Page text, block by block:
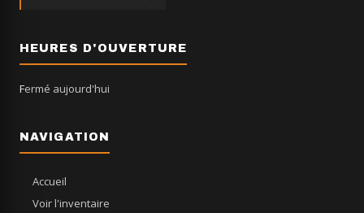
HEURES D'OUVERTURE
Fermé aujourd'hui
NAVIGATION
Accueil
Voir l'inventaire